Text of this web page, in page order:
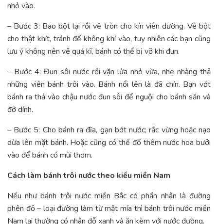
nhỏ vào.
– Bước 3: Bao bột lại rồi vê tròn cho kín viên đường. Vê bột
cho thật khít, tránh để không khí vào, tuy nhiên các bạn cũng
lưu ý không nên vê quá kĩ, bánh có thể bị vỡ khi đun.
– Bước 4: Đun sôi nước rồi vặn lửa nhỏ vừa, nhẹ nhàng thả
những viên bánh trôi vào. Bánh nổi lên là đã chín. Bạn vớt
bánh ra thả vào chậu nước đun sôi để nguội cho bánh săn và
đỡ dính.
– Bước 5: Cho bánh ra đĩa, gạn bớt nước; rắc vừng hoặc nạo
dừa lên mặt bánh. Hoặc cũng có thể đổ thêm nước hoa bưởi
vào để bánh có mùi thơm.
Cách làm bánh trôi nước theo kiểu miền Nam
Nếu như bánh trôi nước miền Bắc có phần nhân là đường
phên đỏ – loại đường làm từ mật mía thì bánh trôi nước miền
Nam lại thường có nhân đỗ xanh và ăn kèm với nước đường.